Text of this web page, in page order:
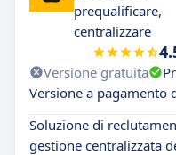
prequalificare,
centralizzare
Versione gratuita
Versione a pagamento
Soluzione di
gestione centralizzata